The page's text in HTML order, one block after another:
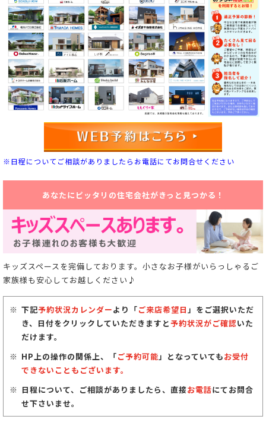
※日程についてご相談がありましたらお電話にてお問合せください
あなたにピッタリの住宅会社がきっと見つかる！
キッズスペースを完備しております。小さなお子様がいらっしゃるご
家族様も安心してお越しください♪
下記予約状況カレンダーより「ご来店希望日」をご選択いただ
き、日付をクリックしていただきますと予約状況がご確認いた
だけます。
HP上の操作の関係上、「ご予約可能」となっていてもお受付
できないこともございます。
日程について、ご相談がありましたら、直接お電話にてお問合
せ下さいませ。